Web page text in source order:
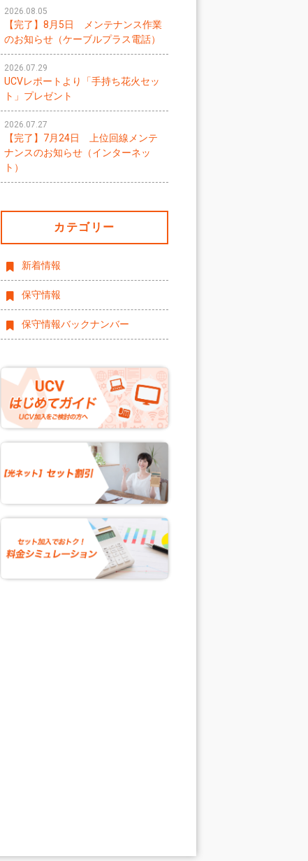
2026.08.05
【完了】8月5日 メンテナンス作業
のお知らせ（ケーブルプラス電話）
2026.07.29
UCVレポートより「手持ち花火セッ
ト」プレゼント
2026.07.27
【完了】7月24日 上位回線メンテ
ナンスのお知らせ（インターネッ
ト）
カテゴリー
新着情報
保守情報
保守情報バックナンバー